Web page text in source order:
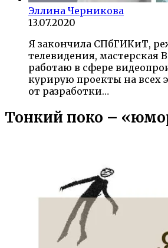
Эллина Черникова
13.07.2020
Я закончила СПбГИКиТ,
телевидения, мастерская
работаю в сфере
курирую проекты на всех
от разработки…
Тонкий поко –